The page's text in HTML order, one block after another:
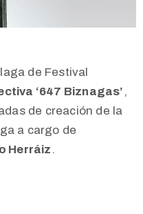
de Festival
‘647 Biznagas’ ,
de creación de la
a cargo de
Herráiz .